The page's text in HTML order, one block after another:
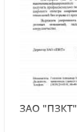
ЗАО "ПЗКТ"